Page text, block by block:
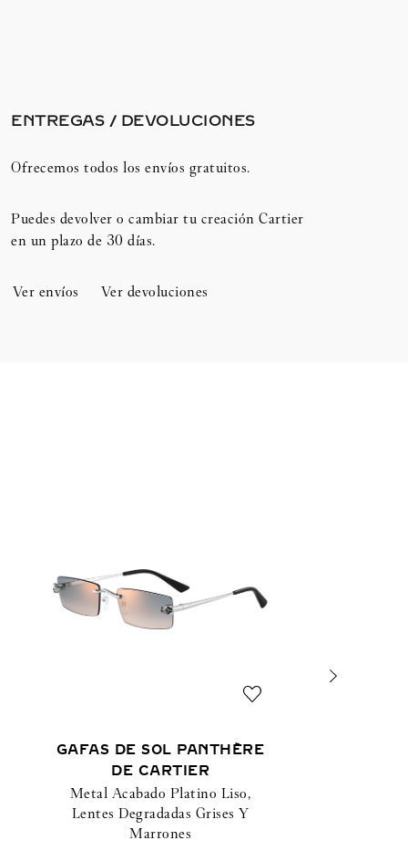
ENTREGAS / DEVOLUCIONES​
Ofrecemos todos los envíos gratuitos.
Puedes devolver o cambiar tu creación Cartier
en un plazo de 30 días.​
Ver envíos Ver devoluciones
GAFAS DE SOL PANTHÈRE
DE CARTIER
Metal Acabado Platino Liso,
Lentes Degradadas Grises Y
Marrones